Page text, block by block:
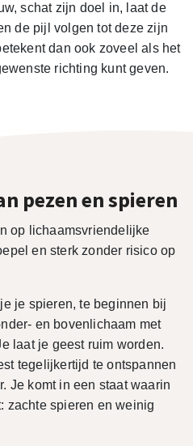
schat zijn doel in, laat de
de pijl volgen tot deze zijn
dan ook zoveel als het
richting kunt geven.
pezen en spieren
op lichaamsvriendelijke
en sterk zonder risico op
je je spieren, te beginnen bij
en bovenlichaam met
laat je geest ruim worden.
tegelijkertijd te ontspannen
Je komt in een staat waarin
zachte spieren en weinig